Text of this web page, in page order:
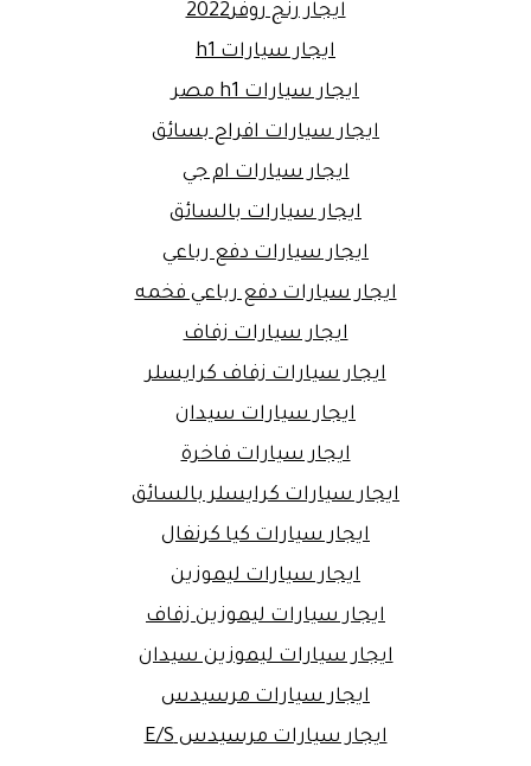
ايجار رنج روفر2022
ايجار سيارات h1
ايجار سيارات h1 مصر
ايجار سيارات افراح بسائق
ايجار سيارات ام جي
ايجار سيارات بالسائق
ايجار سيارات دفع رباعي
ايجار سيارات دفع رباعي فخمه
ايجار سيارات زفاف
ايجار سيارات زفاف كرايسلر
ايجار سيارات سيدان
ايجار سيارات فاخرة
ايجار سيارات كرايسلر بالسائق
ايجار سيارات كيا كرنفال
ايجار سيارات ليموزين
ايجار سيارات ليموزين زفاف
ايجار سيارات ليموزين سيدان
ايجار سيارات مرسيدس
ايجار سيارات مرسيدس E/S